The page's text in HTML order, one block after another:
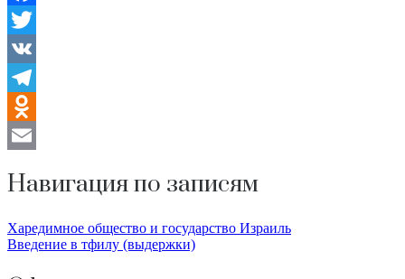
Facebook
Twitter
VK
Telegram
Odnoklassniki
Навигация по записям
Харедимное общество и государство Израиль
Введение в тфилу (выдержки)